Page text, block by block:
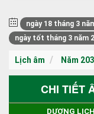
ngày 18 tháng 3
ngày tốt tháng 3 năm
Lịch âm Năm
CHI TIẾT
DƯƠNG LỊCH